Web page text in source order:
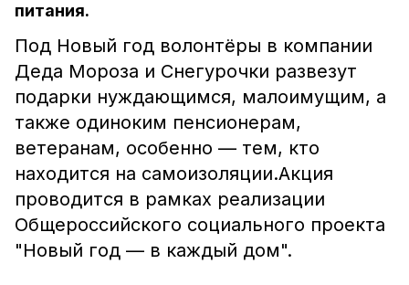
питания.
Под Новый год волонтёры в компании
Деда Мороза и Снегурочки развезут
подарки нуждающимся, малоимущим, а
также одиноким пенсионерам,
ветеранам, особенно — тем, кто
находится на самоизоляции.Акция
проводится в рамках реализации
Общероссийского социального проекта
"Новый год — в каждый дом".